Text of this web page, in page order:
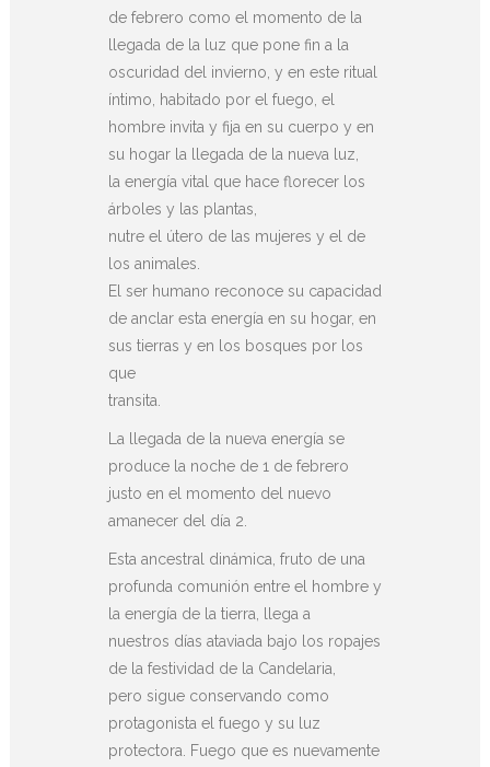
de febrero como el momento de la
llegada de la luz que pone fin a la
oscuridad del invierno, y en este ritual
íntimo, habitado por el fuego, el
hombre invita y fija en su cuerpo y en
su hogar la llegada de la nueva luz,
la energía vital que hace florecer los
árboles y las plantas,
nutre el útero de las mujeres y el de
los animales.
El ser humano reconoce su capacidad
de anclar esta energía en su hogar, en
sus tierras y en los bosques por los
que
transita.
La llegada de la nueva energía se
produce la noche de 1 de febrero
justo en el momento del nuevo
amanecer del día 2.
Esta ancestral dinámica, fruto de una
profunda comunión entre el hombre y
la energía de la tierra, llega a
nuestros días ataviada bajo los ropajes
de la festividad de la Candelaria,
pero sigue conservando como
protagonista el fuego y su luz
protectora. Fuego que es nuevamente